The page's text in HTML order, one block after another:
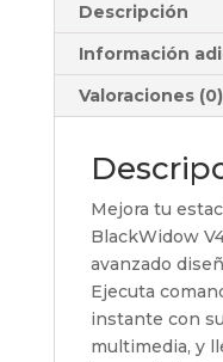
Descripción
Información
Valoraciones (0)
Mejora tu
BlackWidow
avanzado
Ejecuta
instante con
multimedia, y